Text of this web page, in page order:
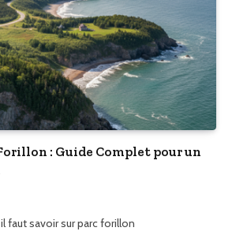
: Guide Complet pour un
faut savoir sur parc forillon